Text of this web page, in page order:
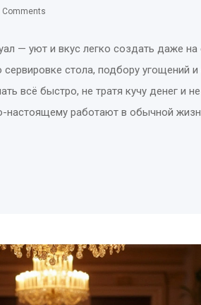
Comments
— уют и вкус легко создать даже на
стола, подбору угощений
всё быстро, не тратя кучу денег и
работают в обычной